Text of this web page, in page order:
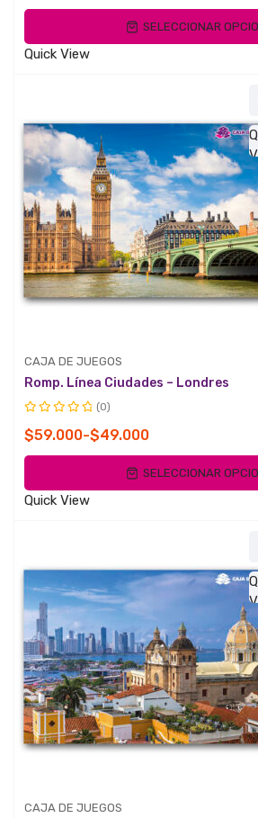
0
5
de
desde
$79.000
SELECCIONAR
Quick View
CAJA DE JUEGOS
Romp. Línea Ciudades – Londres
con
0
5
(0)
$49.000
-
$59.000
Rango
de
desde
$59.000
SELECCIONAR
Quick View
CAJA DE JUEGOS